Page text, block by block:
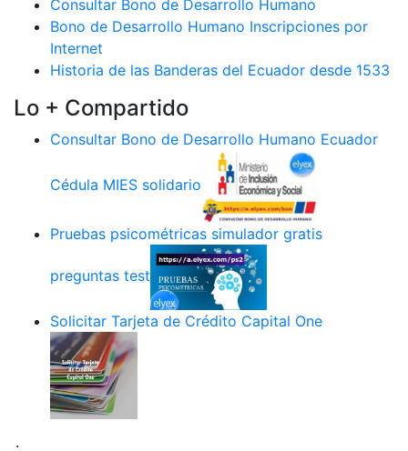
Consultar Bono de Desarrollo Humano
Bono de Desarrollo Humano Inscripciones por
Internet
Historia de las Banderas del Ecuador desde 1533
Lo + Compartido
Consultar Bono de Desarrollo Humano Ecuador
Cédula MIES solidario
Pruebas psicométricas simulador gratis
preguntas test
Solicitar Tarjeta de Crédito Capital One
.